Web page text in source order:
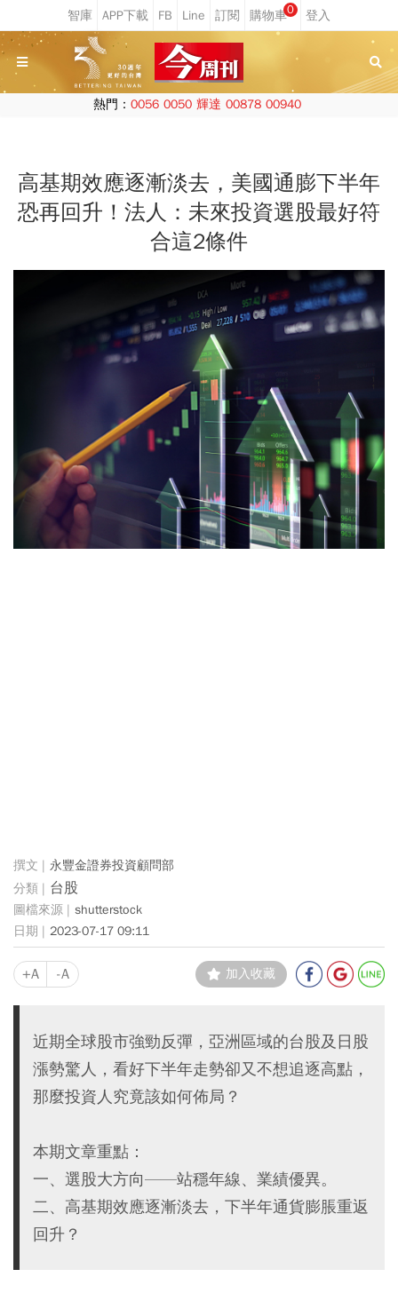
0
熱門： 0056 0050 輝達 00878 00940
高基期效應逐漸淡去，美國通膨下半年
恐再回升！法人：未來投資選股最好符
合這2條件
永豐金證券投資顧問部
台股
shutterstock
2023-07-17 09:11
+A -A 加入收藏
近期全球股市強勁反彈，亞洲區域的台股及日股
漲勢驚人，看好下半年走勢卻又不想追逐高點，
那麼投資人究竟該如何佈局？
本期文章重點：
一、選股大方向——站穩年線、業績優異。
二、高基期效應逐漸淡去，下半年通貨膨脹重返
回升？